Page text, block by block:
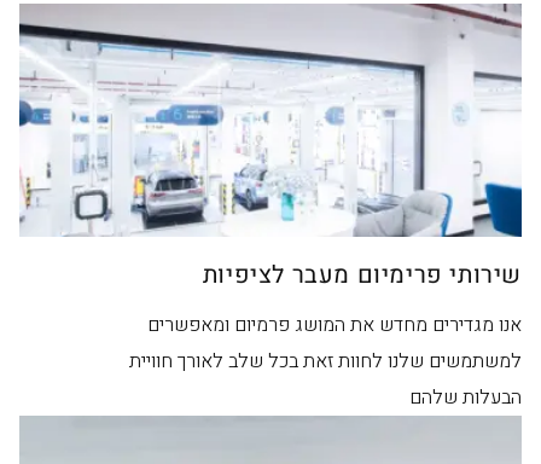
שירותי פרימיום מעבר לציפיות
אנו מגדירים מחדש את המושג פרמיום ומאפשרים
למשתמשים שלנו לחוות זאת בכל שלב לאורך חוויית
הבעלות שלהם